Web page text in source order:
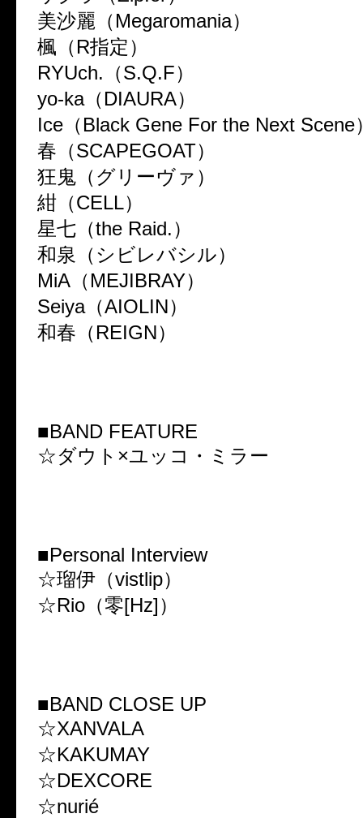
美沙麗（Megaromania）
楓（R指定）
RYUch.（S.Q.F）
yo-ka（DIAURA）
Ice（Black Gene For the Next Scene
春（SCAPEGOAT）
狂鬼（グリーヴァ）
紺（CELL）
星七（the Raid.）
和泉（シビレバシル）
MiA（MEJIBRAY）
Seiya（AIOLIN）
和春（REIGN）
■BAND FEATURE
☆ダウト×ユッコ・ミラー
■Personal Interview
☆瑠伊（vistlip）
☆Rio（零[Hz]）
■BAND CLOSE UP
☆XANVALA
☆KAKUMAY
☆DEXCORE
☆nurié